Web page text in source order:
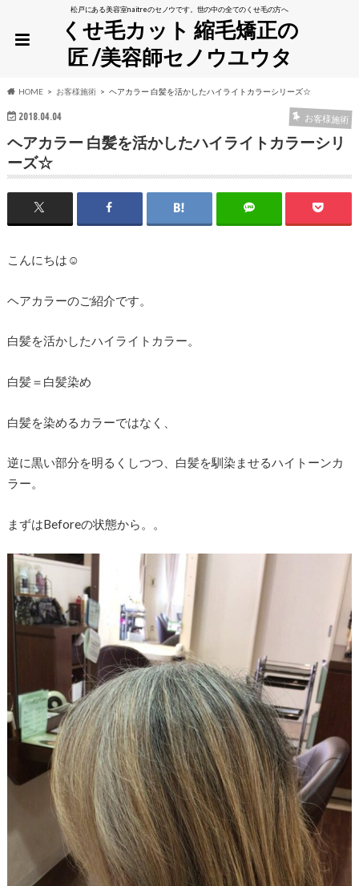
松戸にある美容室naitreのセノウです。世の中の全てのくせ毛の方へ
くせ毛カット 縮毛矯正の
匠 /美容師セノウユウタ
HOME お客様施術 ヘアカラー 白髪を活かしたハイライトカラーシリーズ☆
2018.04.04 お客様施術
ヘアカラー 白髪を活かしたハイライトカラーシリ
ーズ☆
こんにちは☺︎
ヘアカラーのご紹介です。
白髪を活かしたハイライトカラー。
白髪＝白髪染め
白髪を染めるカラーではなく、
逆に黒い部分を明るくしつつ、白髪を馴染ませるハイトーンカ
ラー。
まずはBeforeの状態から。。